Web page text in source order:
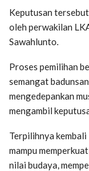
Keputusan
oleh perwakilan
Sawahlunto.
Proses pemilihan
semangat
mengedepankan
mengambil
Terpilihnya
mampu
nilai budaya,